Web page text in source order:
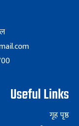
Useful Links
गृह पृष्ठ